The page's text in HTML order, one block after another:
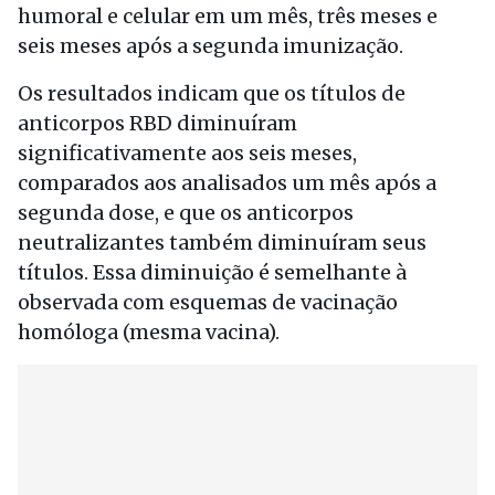
humoral e celular em um mês, três meses e
seis meses após a segunda imunização.
Os resultados indicam que os títulos de
anticorpos RBD diminuíram
significativamente aos seis meses,
comparados aos analisados ​​um mês após a
segunda dose, e que os anticorpos
neutralizantes também diminuíram seus
títulos. Essa diminuição é semelhante à
observada com esquemas de vacinação
homóloga (mesma vacina).